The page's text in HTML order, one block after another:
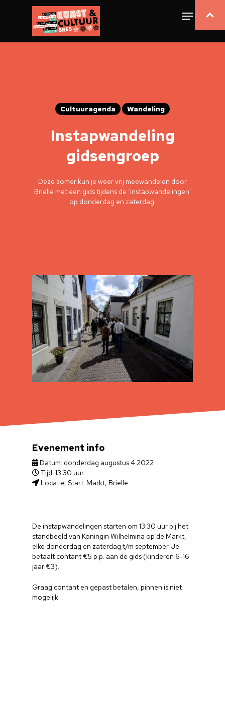
Cultuuragenda Wandeling
Instapwandeling
gidsengroep
Deze zomer kun je weer vrij meewandelen door
Brielle met een gids tijdens de ‘instapwandelingen’
op donderdag en zaterdag.
De instapwandelingen starten om 13:30 uur bij het
standbeeld van Koningin Wilhelmina op de Markt,
elke donderdag en zaterdag t/m september. Je
betaalt contant €5 p.p. aan de gids (kinderen 6-16
jaar €3).
Graag contant en gepast betalen, pinnen is niet
mogelijk.
Evenement info
Datum: donderdag augustus 4 2022
Tijd: 13:30 uur
Locatie: Start: Markt, Brielle